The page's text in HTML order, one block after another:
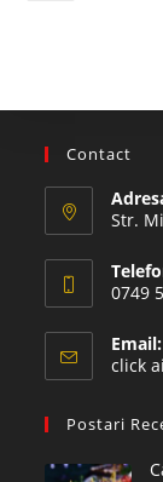
Contact
Str.
0749
in
your
Email:
click
Postari